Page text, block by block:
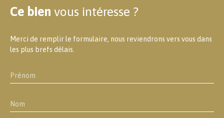
Ce bien vous intéresse ?
Merci de remplir le formulaire, nous reviendrons vers vous dans
les plus brefs délais.
Prénom
Nom